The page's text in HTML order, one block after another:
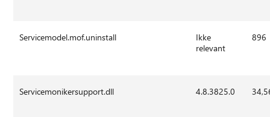
Servicemodel.mof.uninstall
Ikke
relevant
896
Servicemonikersupport.dll 4.8.3825.0